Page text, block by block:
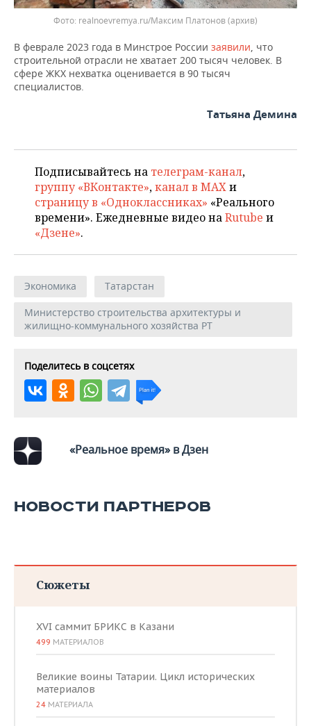
Фото: realnoevremya.ru/Максим Платонов (архив)
В феврале 2023 года в Минстрое России заявили , что
строительной отрасли не хватает 200 тысяч человек. В
сфере ЖКХ нехватка оценивается в 90 тысяч
специалистов.
Татьяна Демина
Подписывайтесь на телеграм-канал,
группу «ВКонтакте»,канал в MAXи
страницу в «Одноклассниках» «Реального
времени». Ежедневные видео наRutube и
«Дзене».
Экономика
Татарстан
Министерство строительства архитектуры и
жилищно-коммунального хозяйства РТ
Поделитесь в соцсетях
«Реальное время» в Дзен
НОВОСТИ ПАРТНЕРОВ
Сюжеты
XVI саммит БРИКС в Казани
499 МАТЕРИАЛОВ
Великие воины Татарии. Цикл исторических
материалов
24 МАТЕРИАЛА